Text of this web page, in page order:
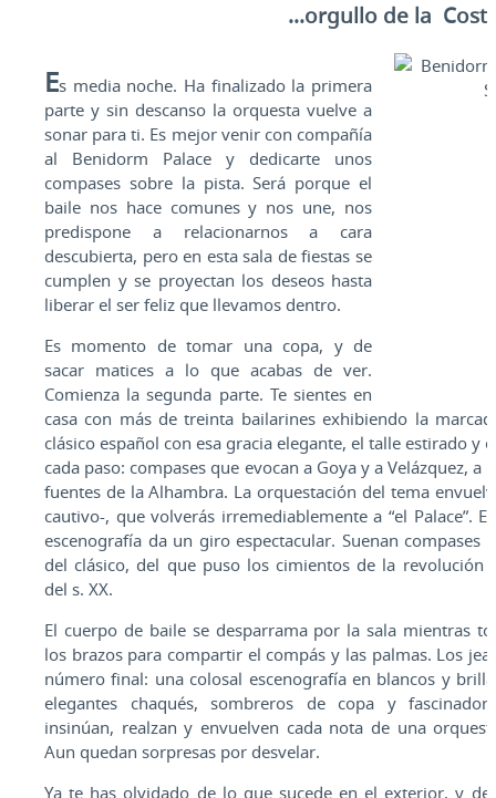
...orgullo de la
Es media noche. Ha finalizado la primera
parte y sin descanso la orquesta vuelve a
sonar para ti. Es mejor venir con compañía
al Benidorm Palace y dedicarte unos
compases sobre la pista. Será porque el
baile nos hace comunes y nos une, nos
predispone a relacionarnos a cara
descubierta, pero en esta sala de fiestas se
cumplen y se proyectan los deseos hasta
liberar el ser feliz que llevamos dentro.
Es momento de tomar una copa, y de
sacar matices a lo que acabas de ver.
Comienza la segunda parte. Te sientes en
casa con más de treinta bailarines exhibiendo la
clásico español con esa gracia elegante, el talle estirado y
cada paso: compases que evocan a Goya y a Velázquez, a
fuentes de la Alhambra. La orquestación del tema
cautivo-, que volverás irremediablemente a “el Palace”.
escenografía da un giro espectacular. Suenan compases
del clásico, del que puso los cimientos de la revolución
del s. XX.
El cuerpo de baile se desparrama por la sala mientras
los brazos para compartir el compás y las palmas. Los
número final: una colosal escenografía en blancos y
elegantes chaqués, sombreros de copa y
insinúan, realzan y envuelven cada nota de una
Aun quedan sorpresas por desvelar.
Ya te has olvidado de lo que sucede en el exterior, y